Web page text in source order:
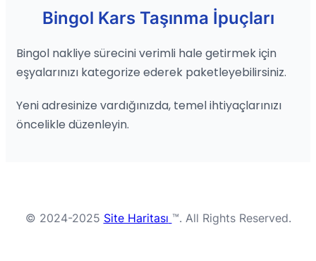
Bingol Kars Taşınma İpuçları
Bingol nakliye sürecini verimli hale getirmek için
eşyalarınızı kategorize ederek paketleyebilirsiniz.
Yeni adresinize vardığınızda, temel ihtiyaçlarınızı
öncelikle düzenleyin.
© 2024-2025 Site Haritası ™. All Rights Reserved.